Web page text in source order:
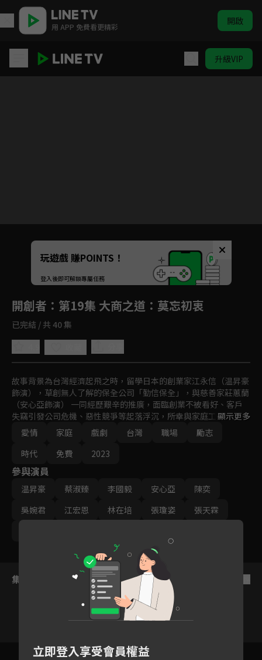
用 APP 免費看更精彩 開啟
升級VIP
Unmute
如有不便請見諒
玩遊戲 賺POINTS！
登入後即可解鎖專屬任務
開創者 ：第19集 大商之道：莫忘初衷
已完結 / 共 40 集
故事背景為台灣經濟起飛之時，留學日本的創業家江永信（温昇豪
飾演），草創無人了解的保全公司「勤信保全」，與慈善家莊蕙蘭
（安心亞飾演） 一同經歷艱辛的推廣，面臨創業不被看好、客戶
失竊引發公司危機、惡性競爭等起落浮沉，所幸與家庭工作兩頭燒
的職業婦女吳明麗（蔡淑臻飾演）、超級業務張碩（李國毅飾演）
齊心胼手打拼，靠著深耕共好、求新求變理念，締造科技保全龍頭
地位，更進而建立起一個造福社會、永續經營的企業集團。
顯示更多
愛情
家庭 戲劇 台灣 職場
勵志
時代
免費 2023
參與演員
温昇豪 蔡淑臻 李國毅 安心亞
陳奕
吳婉君
江宏恩 林在培 張瓊姿
張天霖
集數列表
17 18 19
立即登入享受會員權益